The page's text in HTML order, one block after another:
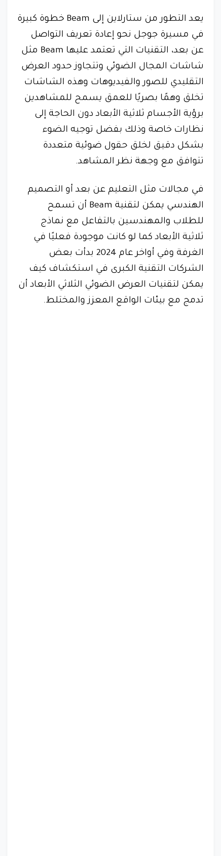
يعد التطور من ستارلاين إلى Beam خطوة كبيرة
في مسيرة جوجل نحو إعادة تعريف التواصل
عن بعد، التقنيات التي تعتمد عليها Beam مثل
شاشات المجال الضوئي وتتجاوز حدود العرض
التقليدي للصور والفيديوهات وهذه الشاشات
تخلق وهمًا بصريًا للعمق يسمح للمشاهدين
برؤية الأجسام ثلاثية الأبعاد دون الحاجة إلى
نظارات خاصة وذلك بفضل توجيه الضوء
بشكل دقيق لخلق حقول ضوئية متعددة
تتوافق مع وجهة نظر المشاهد.
في مجالات مثل التعليم عن بعد أو التصميم
الهندسي يمكن لتقنية Beam أن تسمح
للطلاب والمهندسين بالتفاعل مع نماذج
ثلاثية الأبعاد كما لو كانت موجودة فعليًا في
الغرفة وفي أواخر عام 2024 بدأت بعض
الشركات التقنية الكبرى في استكشاف كيف
يمكن لتقنيات العرض الضوئي الثلاثي الأبعاد أن
تدمج مع بيئات الواقع المعزز والمختلط.